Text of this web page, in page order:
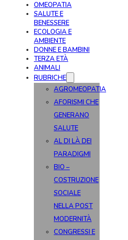
OMEOPATIA
SALUTE E
BENESSERE
ECOLOGIA E
AMBIENTE
DONNE E BAMBINI
TERZA ETÀ
ANIMALI
RUBRICHE
AGROMEOPATIA
AFORISMI CHE
GENERANO
SALUTE
AL DI LÀ DEI
PARADIGMI
BIO –
COSTRUZIONE
SOCIALE
NELLA POST
MODERNITÀ
CONGRESSI E